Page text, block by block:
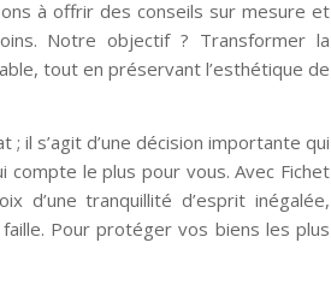
à offrir des conseils sur mesure et
Notre objectif ? Transformer la
tout en préservant l’esthétique de
il s’agit d’une décision importante qui
le plus pour vous. Avec Fichet
d’une tranquillité d’esprit inégalée,
Pour protéger vos biens les plus